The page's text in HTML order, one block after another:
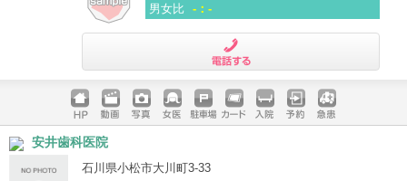
男女比 -：-
ホームペ
ージ
動画 写真 女医 駐車場
クレジッ
入院 予約 急患
安井歯科医院
石川県小松市大川町3-33